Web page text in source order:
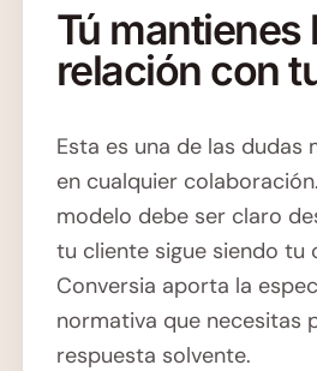
Tú mantienes
relación con
Esta es una de las dudas
en cualquier
modelo debe ser claro
tu cliente sigue siendo tu
Conversia aporta la
normativa que necesitas
respuesta solvente.